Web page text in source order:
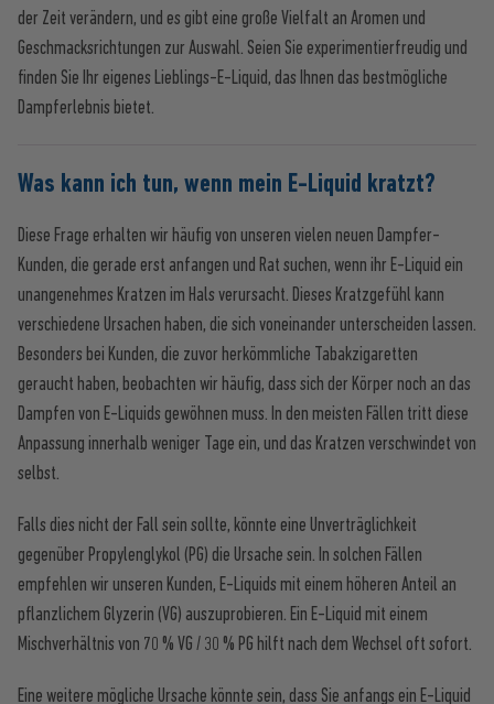
der Zeit verändern, und es gibt eine große Vielfalt an Aromen und
Geschmacksrichtungen zur Auswahl. Seien Sie experimentierfreudig und
finden Sie Ihr eigenes Lieblings-E-Liquid, das Ihnen das bestmögliche
Dampferlebnis bietet.
Was kann ich tun, wenn mein E-Liquid kratzt?
Diese Frage erhalten wir häufig von unseren vielen neuen Dampfer-
Kunden, die gerade erst anfangen und Rat suchen, wenn ihr E-Liquid ein
unangenehmes Kratzen im Hals verursacht. Dieses Kratzgefühl kann
verschiedene Ursachen haben, die sich voneinander unterscheiden lassen.
Besonders bei Kunden, die zuvor herkömmliche Tabakzigaretten
geraucht haben, beobachten wir häufig, dass sich der Körper noch an das
Dampfen von E-Liquids gewöhnen muss. In den meisten Fällen tritt diese
Anpassung innerhalb weniger Tage ein, und das Kratzen verschwindet von
selbst.
Falls dies nicht der Fall sein sollte, könnte eine Unverträglichkeit
gegenüber Propylenglykol (PG) die Ursache sein. In solchen Fällen
empfehlen wir unseren Kunden, E-Liquids mit einem höheren Anteil an
pflanzlichem Glyzerin (VG) auszuprobieren. Ein E-Liquid mit einem
Mischverhältnis von 70 % VG / 30 % PG hilft nach dem Wechsel oft sofort.
Eine weitere mögliche Ursache könnte sein, dass Sie anfangs ein E-Liquid